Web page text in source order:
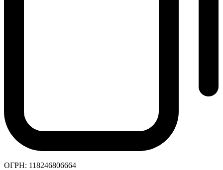
ОГРН: 118246806664